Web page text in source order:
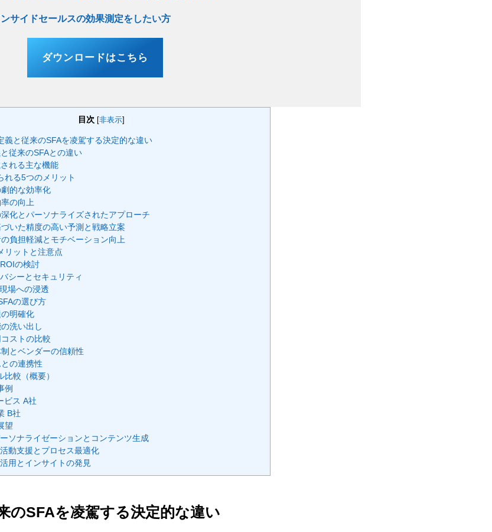
サイドセールスの効果測定をしたい方
ダウンロードはこちら
目次 [非表示]
義と従来のSFAを凌駕する決定的な違い
従来のSFAとの違い
れる主な機能
れる5つのメリット
的な効率化
の向上
化とパーソナライズされたアプローチ
いた精度の高い予測と戦略立案
負担軽減とモチベーション向上
リットと注意点
の検討
シーとセキュリティ
場への浸透
の選び方
明確化
洗い出し
ストの比較
とベンダーの信頼性
の連携性
比較（概要）
例
ビス A社
B社
望
ソナライゼーションとコンテンツ生成
動支援とプロセス最適化
用とインサイトの発見
のSFAを凌駕する決定的な違い